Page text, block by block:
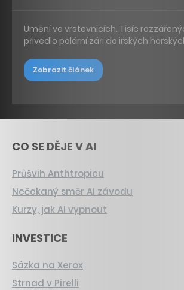
Umění ve vrstevnicích. Tisíc
přivedlo polární záři do irských
Zobrazit článek
CO SE DĚJE V AI
Průšvih Anthtropicu
Nečekaný směr AI závodu
Kurzy, jak AI vypnout
INVESTICE
Sázka na Xerox
Strnad v Pirelli